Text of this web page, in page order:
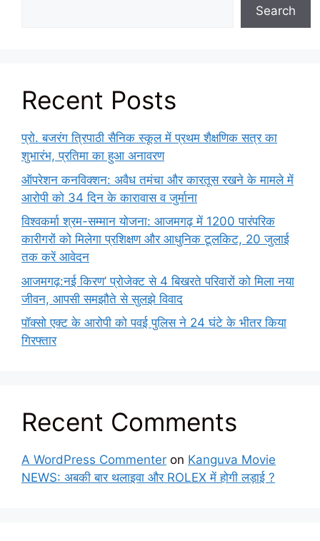
Search
Recent Posts
प्रो. बजरंग त्रिपाठी सैनिक स्कूल में प्रथम शैक्षणिक सत्र का
शुभारंभ, प्रतिमा का हुआ अनावरण
ऑपरेशन कनविक्शन: अवैध तमंचा और कारतूस रखने के मामले में
आरोपी को 34 दिन के कारावास व जुर्माना
विश्वकर्मा श्रम-सम्मान योजना: आजमगढ़ में 1200 पारंपरिक
कारीगरों को मिलेगा प्रशिक्षण और आधुनिक टूलकिट, 20 जुलाई
तक करें आवेदन
आजमगढ़:नई किरण’ प्रोजेक्ट से 4 बिखरते परिवारों को मिला नया
जीवन, आपसी समझौते से सुलझे विवाद
पॉक्सो एक्ट के आरोपी को पवई पुलिस ने 24 घंटे के भीतर किया
गिरफ्तार
Recent Comments
A WordPress Commenter on Kanguva Movie
NEWS: अबकी बार थलाइवा और ROLEX में होगी लड़ाई ?